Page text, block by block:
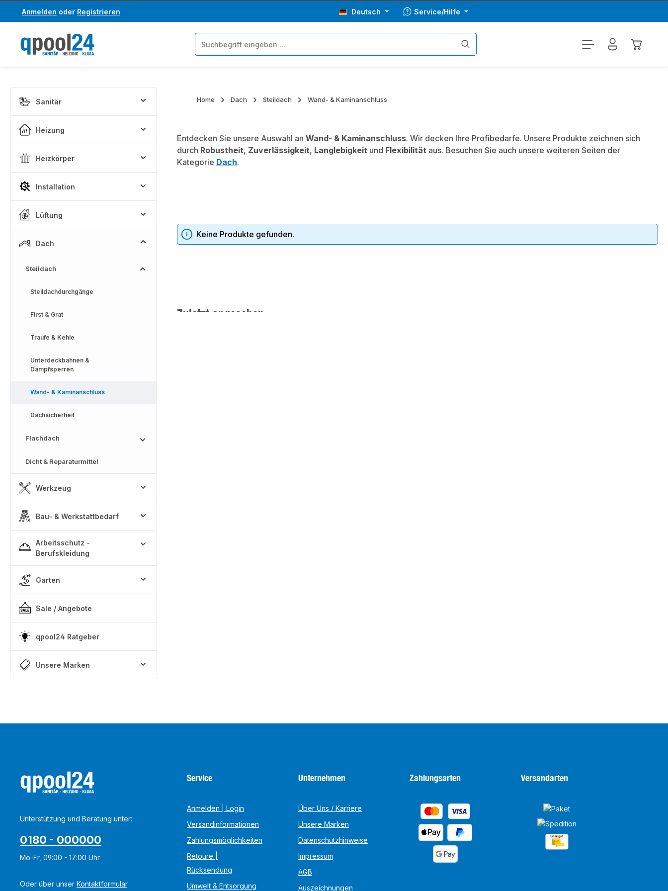
Hauptinhalt springen
Zur Suche springen
Anmelden oder Registrieren Deutsch Service/Hilfe
Sanitär
Heizung
Heizkörper
Installation
Lüftung
Dach
Steildach
Steildachdurchgänge
First & Grat
Traufe & Kehle
Unterdeckbahnen &
Dampfsperren
Wand- & Kaminanschluss
Dachsicherheit
Flachdach
Dicht & Reparaturmittel
Werkzeug
Bau- & Werkstattbedarf
Arbeitsschutz -
Berufskleidung
Garten
Sale / Angebote
qpool24 Ratgeber
Unsere Marken
Home Dach Steildach Wand- & Kaminanschluss
Entdecken Sie unsere Auswahl an Wand- & Kaminanschluss. Wir decken Ihre Profibedarfe. Unsere Produkte zeichnen sich
durch Robustheit, Zuverlässigkeit, Langlebigkeit und Flexibilität aus. Besuchen Sie auch unsere weiteren Seiten der
Kategorie Dach.
Keine Produkte gefunden.
Zuletzt angesehen:
Unterstützung und Beratung unter:
0180 - 000000
Mo-Fr, 09:00 - 17:00 Uhr
Oder über unser Kontaktformular.
Service
Anmelden | Login
Versandinformationen
Zahlungsmöglichkeiten
Retoure |
Rücksendung
Umwelt & Entsorgung
Unternehmen
Über Uns / Karriere
Unsere Marken
Datenschutzhinweise
Impressum
AGB
Auszeichnungen
Zahlungsarten Versandarten